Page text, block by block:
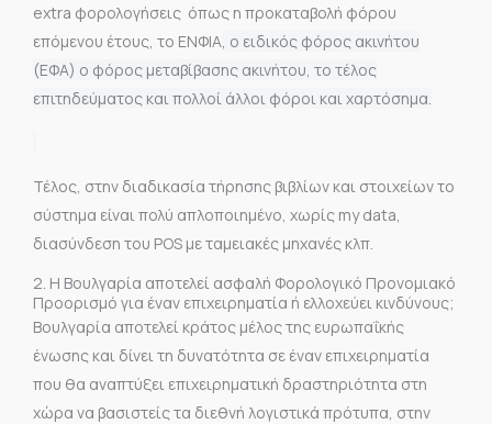
extra φορολογήσεις όπως η προκαταβολή φόρου
επόμενου έτους, το ΕΝΦΙΑ , ο ειδικός φόρος ακινήτου
(ΕΦΑ) ο φόρος μεταβίβασης ακινήτου, το τέλος
επιτηδεύματος και πολλοί άλλοι φόροι και χαρτόσημα.
Τέλος, στην διαδικασία τήρησης βιβλίων και στοιχείων το
σύστημα είναι πολύ απλοποιημένο, χωρίς my data,
διασύνδεση του POS με ταμειακές μηχανές κλπ.
2. Η Βουλγαρία αποτελεί ασφαλή Φορολογικό Προνομιακό
Προορισμό για έναν επιχειρηματία ή ελλοχεύει κινδύνους;
Βουλγαρία αποτελεί κράτος μέλος της ευρωπαΐκής
ένωσης και δίνει τη δυνατότητα σε έναν επιχειρηματία
που θα αναπτύξει επιχειρηματική δραστηριότητα στη
χώρα να βασιστείς τα διεθνή λογιστικά πρότυπα, στην